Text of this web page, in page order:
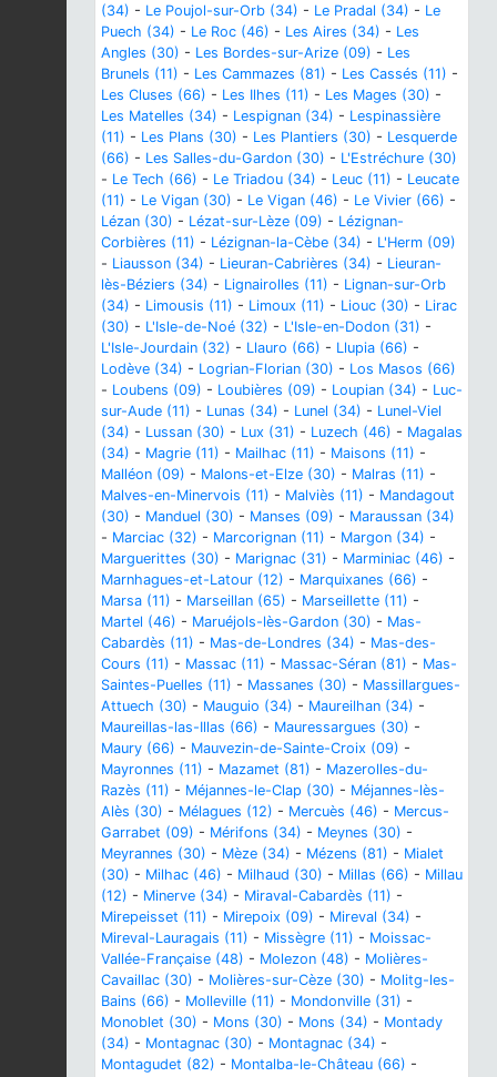
(34) - Le Poujol-sur-Orb (34) - Le Pradal (34) - Le
Puech (34) - Le Roc (46) - Les Aires (34) - Les
Angles (30) - Les Bordes-sur-Arize (09) - Les
Brunels (11) - Les Cammazes (81) - Les Cassés (11) -
Les Cluses (66) - Les Ilhes (11) - Les Mages (30) -
Les Matelles (34) - Lespignan (34) - Lespinassière
(11) - Les Plans (30) - Les Plantiers (30) - Lesquerde
(66) - Les Salles-du-Gardon (30) - L'Estréchure (30)
- Le Tech (66) - Le Triadou (34) - Leuc (11) - Leucate
(11) - Le Vigan (30) - Le Vigan (46) - Le Vivier (66) -
Lézan (30) - Lézat-sur-Lèze (09) - Lézignan-
Corbières (11) - Lézignan-la-Cèbe (34) - L'Herm (09)
- Liausson (34) - Lieuran-Cabrières (34) - Lieuran-
lès-Béziers (34) - Lignairolles (11) - Lignan-sur-Orb
(34) - Limousis (11) - Limoux (11) - Liouc (30) - Lirac
(30) - L'Isle-de-Noé (32) - L'Isle-en-Dodon (31) -
L'Isle-Jourdain (32) - Llauro (66) - Llupia (66) -
Lodève (34) - Logrian-Florian (30) - Los Masos (66)
- Loubens (09) - Loubières (09) - Loupian (34) - Luc-
sur-Aude (11) - Lunas (34) - Lunel (34) - Lunel-Viel
(34) - Lussan (30) - Lux (31) - Luzech (46) - Magalas
(34) - Magrie (11) - Mailhac (11) - Maisons (11) -
Malléon (09) - Malons-et-Elze (30) - Malras (11) -
Malves-en-Minervois (11) - Malviès (11) - Mandagout
(30) - Manduel (30) - Manses (09) - Maraussan (34)
- Marciac (32) - Marcorignan (11) - Margon (34) -
Marguerittes (30) - Marignac (31) - Marminiac (46) -
Marnhagues-et-Latour (12) - Marquixanes (66) -
Marsa (11) - Marseillan (65) - Marseillette (11) -
Martel (46) - Maruéjols-lès-Gardon (30) - Mas-
Cabardès (11) - Mas-de-Londres (34) - Mas-des-
Cours (11) - Massac (11) - Massac-Séran (81) - Mas-
Saintes-Puelles (11) - Massanes (30) - Massillargues-
Attuech (30) - Mauguio (34) - Maureilhan (34) -
Maureillas-las-Illas (66) - Mauressargues (30) -
Maury (66) - Mauvezin-de-Sainte-Croix (09) -
Mayronnes (11) - Mazamet (81) - Mazerolles-du-
Razès (11) - Méjannes-le-Clap (30) - Méjannes-lès-
Alès (30) - Mélagues (12) - Mercuès (46) - Mercus-
Garrabet (09) - Mérifons (34) - Meynes (30) -
Meyrannes (30) - Mèze (34) - Mézens (81) - Mialet
(30) - Milhac (46) - Milhaud (30) - Millas (66) - Millau
(12) - Minerve (34) - Miraval-Cabardès (11) -
Mirepeisset (11) - Mirepoix (09) - Mireval (34) -
Mireval-Lauragais (11) - Missègre (11) - Moissac-
Vallée-Française (48) - Molezon (48) - Molières-
Cavaillac (30) - Molières-sur-Cèze (30) - Molitg-les-
Bains (66) - Molleville (11) - Mondonville (31) -
Monoblet (30) - Mons (30) - Mons (34) - Montady
(34) - Montagnac (30) - Montagnac (34) -
Montagudet (82) - Montalba-le-Château (66) -